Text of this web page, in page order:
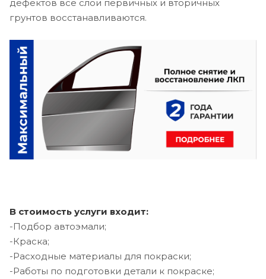
дефектов все слои первичных и вторичных
грунтов восстанавливаются.
В стоимость услуги входит:
-Подбор автоэмали;
-Краска;
-Расходные материалы для покраски;
-Работы по подготовки детали к покраске;